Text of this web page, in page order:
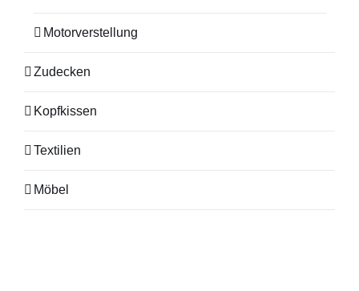
Motorverstellung
Zudecken
Kopfkissen
Textilien
Möbel